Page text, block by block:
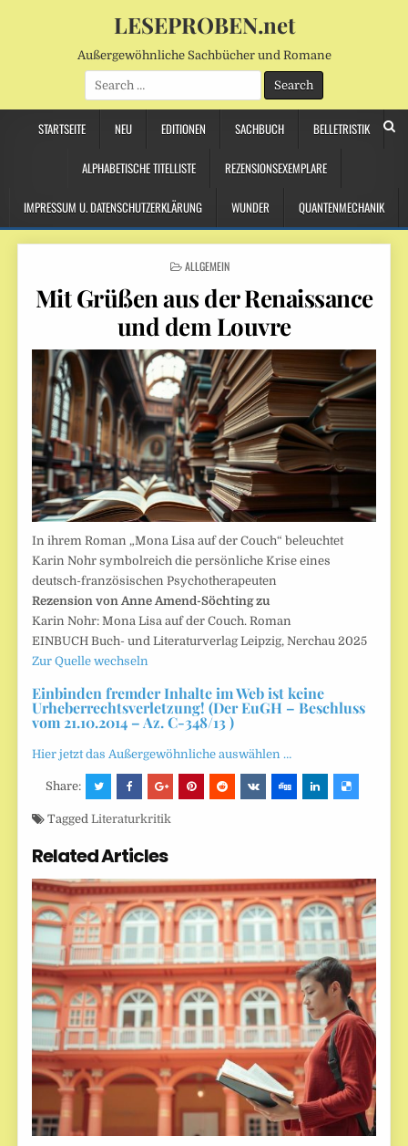
LESEPROBEN.net
Außergewöhnliche Sachbücher und Romane
Search
for:
STARTSEITE NEU EDITIONEN SACHBUCH BELLETRISTIK
ALPHABETISCHE TITELLISTE REZENSIONSEXEMPLARE
IMPRESSUM U. DATENSCHUTZERKLÄRUNG WUNDER QUANTENMECHANIK
POSTED
ALLGEMEIN
Mit Grüßen aus der Renaissance
und dem Louvre
In ihrem Roman „Mona Lisa auf der Couch“ beleuchtet
Karin Nohr symbolreich die persönliche Krise eines
deutsch-französischen Psychotherapeuten
Rezension von Anne Amend-Söchting zu
Karin Nohr: Mona Lisa auf der Couch. Roman
EINBUCH Buch- und Literaturverlag Leipzig, Nerchau 2025
Zur Quelle wechseln
Einbinden fremder Inhalte im Web ist keine
Urheberrechtsverletzung! (Der EuGH – Beschluss
vom 21.10.2014 – Az. C-348/13 )
Hier jetzt das Außergewöhnliche auswählen …
Share:
TaggedLiteraturkritik
Related Articles